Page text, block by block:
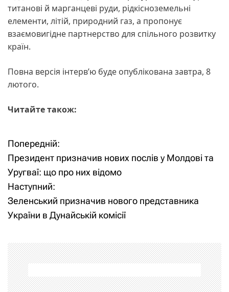
титанові й марганцеві руди, рідкісноземельні
елементи, літій, природний газ, а пропонує
взаємовигідне партнерство для спільного розвитку
країн.
Повна версія інтервʼю буде опублікована завтра, 8
лютого.
Читайте також:
Н
а
в
і
а
ц
Попередній:
Президент призначив нових послів у Молдові та
Уругваї: що про них відомо
Наступний:
Зеленський призначив нового представника
України в Дунайській комісії